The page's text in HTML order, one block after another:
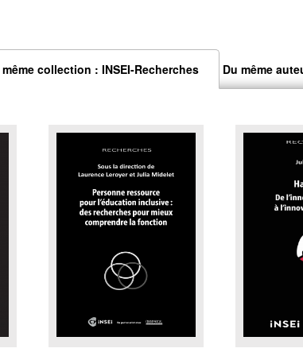
collection : INSEI-Recherches Du même